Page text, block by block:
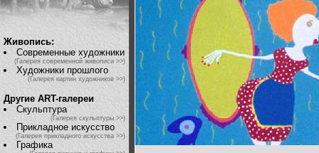
Живопись:
Современные художники
(Галерея современной живописи >>)
Художники прошлого
(Галерея картин художников >>)
Другие ART-галереи
Скульптура
(Галерея скульптуры >>)
Прикладное искусство
(Галерея прикладного искусства >>)
Графика